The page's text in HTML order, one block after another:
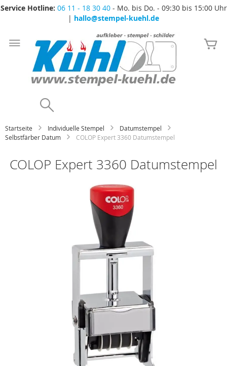
Service Hotline: 06 11 - 18 30 40- Mo. bis Do. - 09:30 bis 15:00 Uhr
| hallo@stempel-kuehl.de
Zum
Inhalt
springen
Startseite Individuelle Stempel
Datumstempel
Selbstfärber Datum
COLOP Expert 3360 Datumstempel
COLOP Expert 3360 Datumstempel